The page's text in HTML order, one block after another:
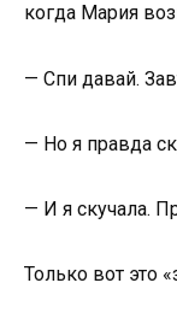
когда Мария
— Спи давай.
— Но я правда
— И я скучала.
Только вот это